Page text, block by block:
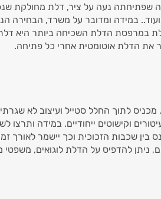
שפתיחתה נעה על ציר, דלת מחולקת
במרפסת הדלת השכיחה ביותר היא דלת
הדלת אוטומטית אחרי כל פתיחה.
לתוך החלל סטייל ועיצוב לא
וקישוטים ייחודיים. במידה
בין שכבות הזכוכית וכך יישמר לאורך
ניתן להדפיס על הדלת לוגואים, משפטי